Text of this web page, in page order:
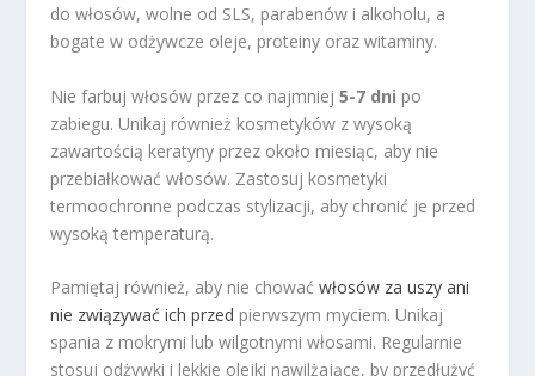
do włosów, wolne od SLS, parabenów i alkoholu, a
bogate w odżywcze oleje, proteiny oraz witaminy.
Nie farbuj włosów przez co najmniej5-7 dni po
zabiegu. Unikaj również kosmetyków z wysoką
zawartością keratyny przez około miesiąc, aby nie
przebiałkować włosów. Zastosuj kosmetyki
termoochronne podczas stylizacji, aby chronić je przed
wysoką temperaturą.
Pamiętaj również, aby nie chowaćwłosów za uszy ani
nie związywać ich przed pierwszym myciem. Unikaj
spania z mokrymi lub wilgotnymi włosami. Regularnie
stosuj odżywki i lekkie olejki nawilżające, by przedłużyć